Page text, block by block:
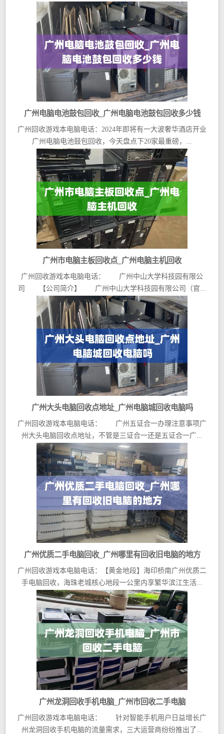
广州电脑电池鼓包回收_广州电脑电池鼓包回收多少钱
广州回收游戏本电脑电话：2024年即将有一大波奢华酒店开业
广州电脑电池鼓包回收，今天盘点下20家最重磅，...
广州市电脑主板回收点_广州电脑主机回收
广州回收游戏本电脑电话： 广州中山大学科技园有限公
司 【公司简介】 广州中山大学科技园有限公司（官...
广州大头电脑回收点地址_广州电脑城回收电脑吗
广州回收游戏本电脑电话： 广州五证合一办理注意事项广
州大头电脑回收点地址，不管是三证合一还是五证合一广...
广州优质二手电脑回收_广州哪里有回收旧电脑的地方
广州回收游戏本电脑电话：【黄金地段】海印桥南广州优质二
手电脑回收，海珠老城核心地段一公里内享繁华滨江生活...
广州龙洞回收手机电脑_广州市回收二手电脑
广州回收游戏本电脑电话： 针对智能手机用户日益增长广
州龙洞回收手机电脑的流量需求，三大运营商纷纷推出了...